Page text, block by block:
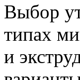
Выбор
типах
и